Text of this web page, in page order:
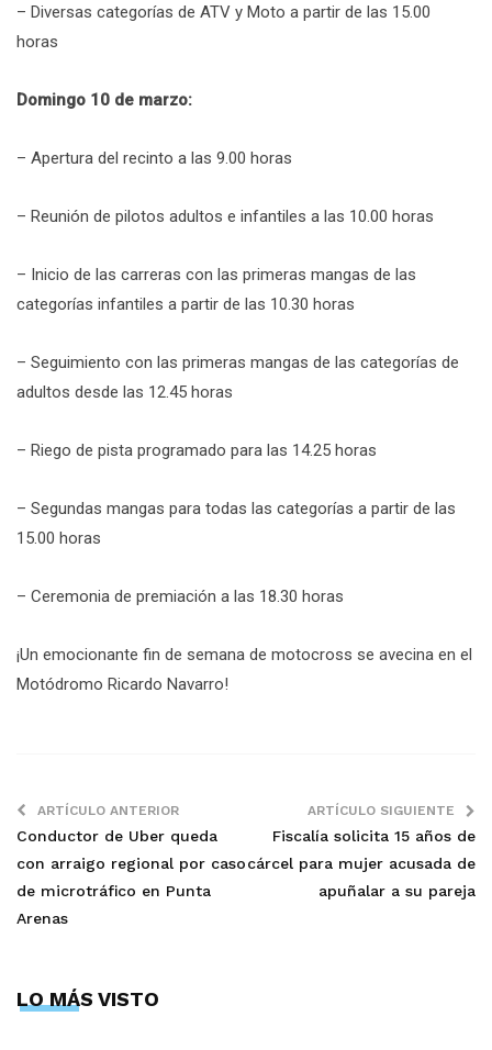
– Diversas categorías de ATV y Moto a partir de las 15.00
horas
Domingo 10 de marzo:
– Apertura del recinto a las 9.00 horas
– Reunión de pilotos adultos e infantiles a las 10.00 horas
– Inicio de las carreras con las primeras mangas de las
categorías infantiles a partir de las 10.30 horas
– Seguimiento con las primeras mangas de las categorías de
adultos desde las 12.45 horas
– Riego de pista programado para las 14.25 horas
– Segundas mangas para todas las categorías a partir de las
15.00 horas
– Ceremonia de premiación a las 18.30 horas
¡Un emocionante fin de semana de motocross se avecina en el
Motódromo Ricardo Navarro!
ARTÍCULO ANTERIOR
Conductor de Uber queda
con arraigo regional por caso
de microtráfico en Punta
Arenas
ARTÍCULO SIGUIENTE
Fiscalía solicita 15 años de
cárcel para mujer acusada de
apuñalar a su pareja
LO MÁS VISTO